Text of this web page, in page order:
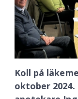
Koll på
oktober 2024.